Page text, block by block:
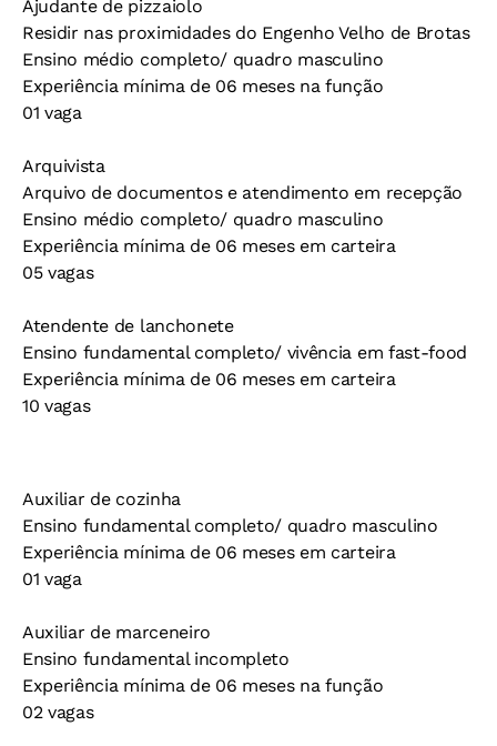
Ajudante de pizzaiolo
Residir nas proximidades do Engenho Velho de Brotas
Ensino médio completo/ quadro masculino
Experiência mínima de 06 meses na função
01 vaga
Arquivista
Arquivo de documentos e atendimento em recepção
Ensino médio completo/ quadro masculino
Experiência mínima de 06 meses em carteira
05 vagas
Atendente de lanchonete
Ensino fundamental completo/ vivência em fast-food
Experiência mínima de 06 meses em carteira
10 vagas
Auxiliar de cozinha
Ensino fundamental completo/ quadro masculino
Experiência mínima de 06 meses em carteira
01 vaga
Auxiliar de marceneiro
Ensino fundamental incompleto
Experiência mínima de 06 meses na função
02 vagas